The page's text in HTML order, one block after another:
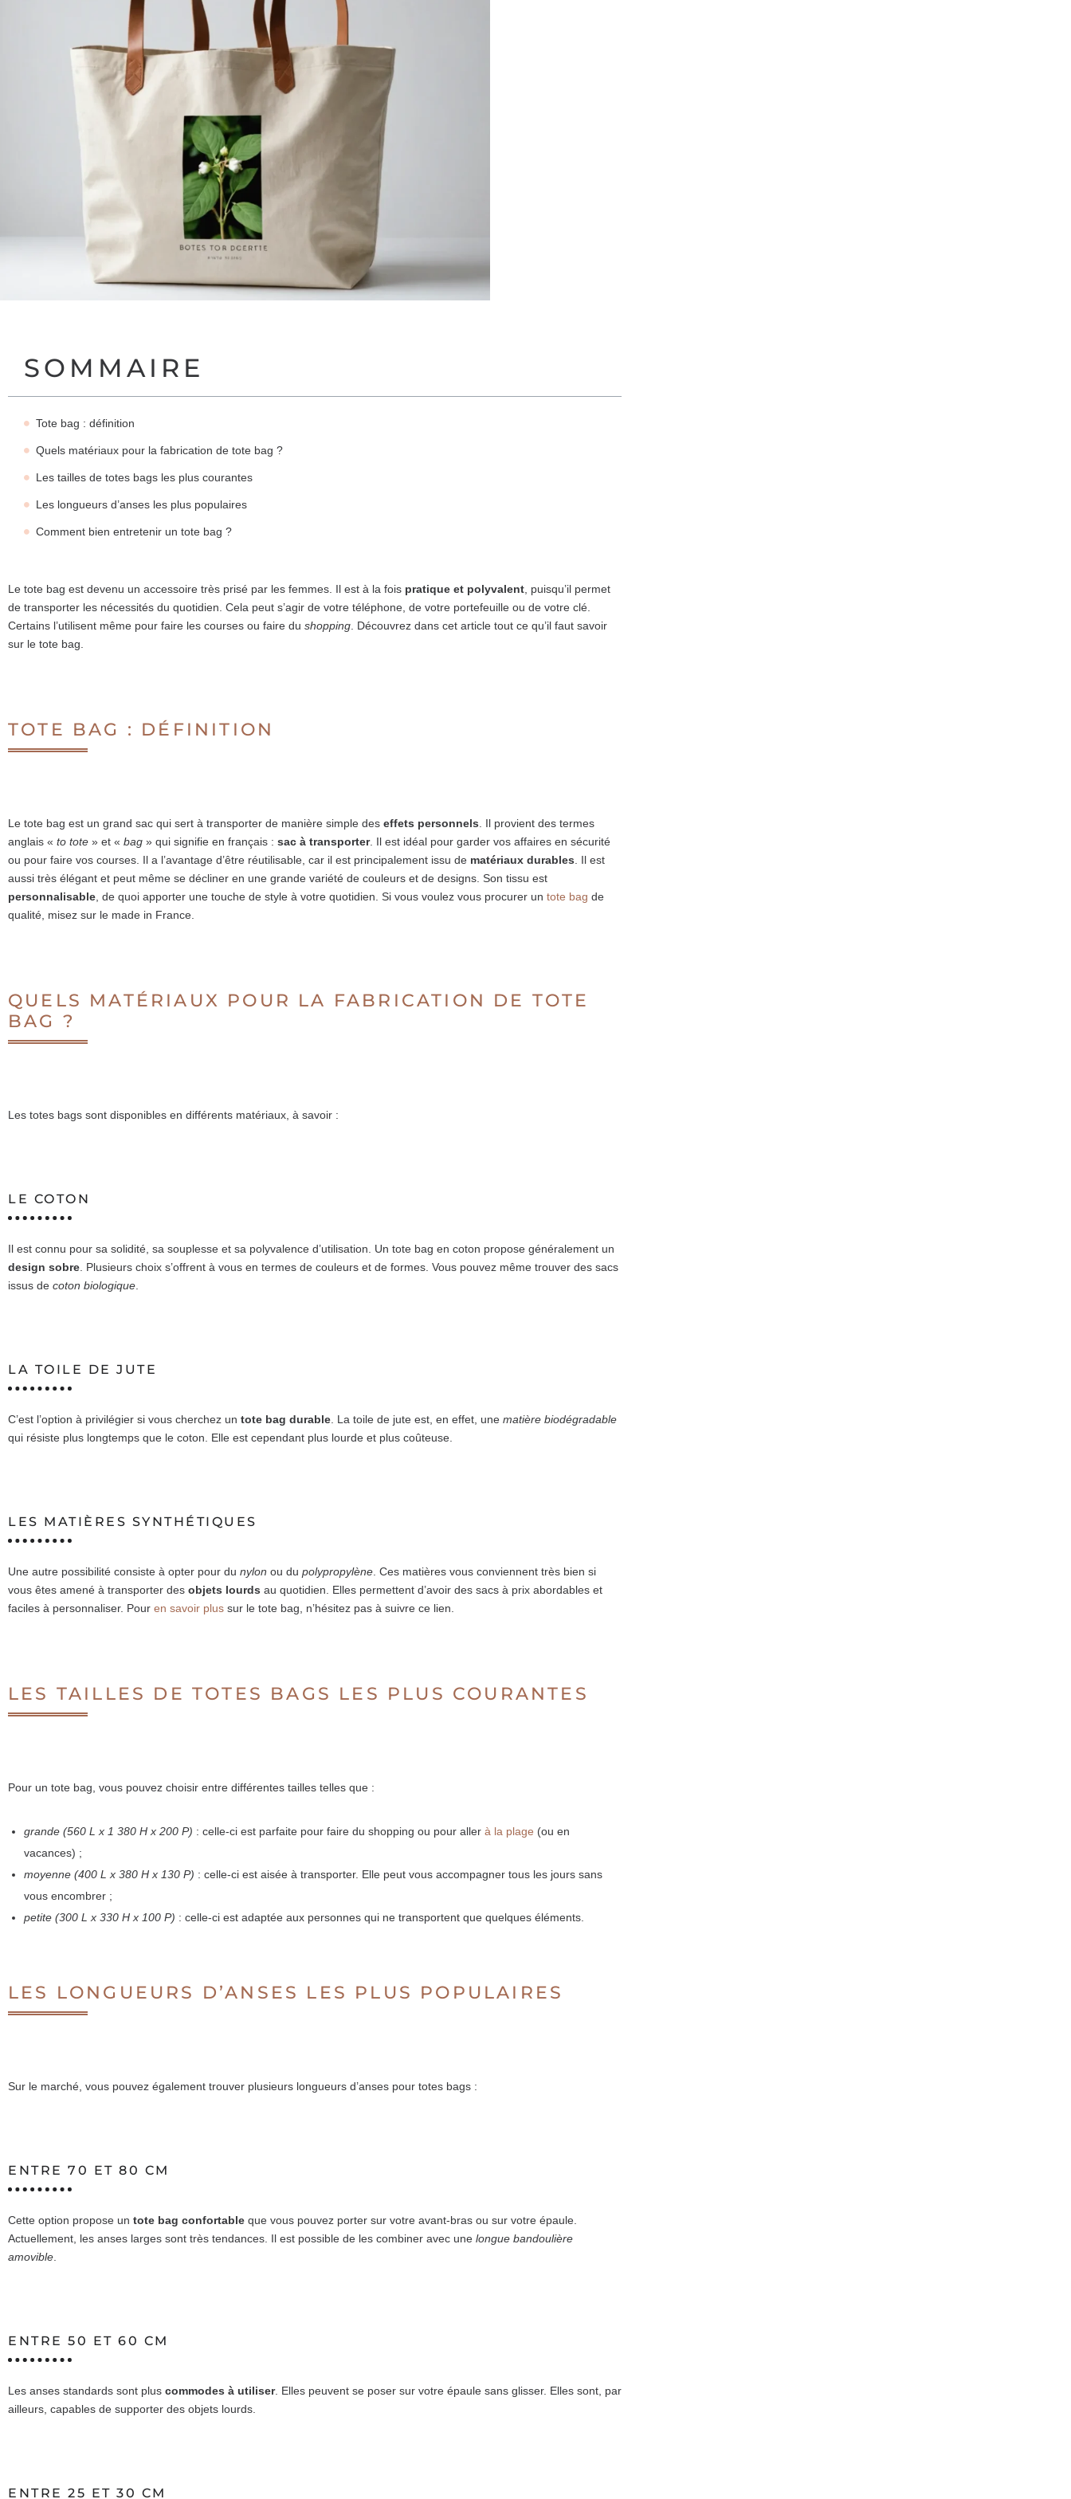
SOMMAIRE
Tote bag : définition
Quels matériaux pour la fabrication de tote bag ?
Les tailles de totes bags les plus courantes
Les longueurs d’anses les plus populaires
Comment bien entretenir un tote bag ?
Le tote bag est devenu un accessoire très prisé par les femmes. Il est à la fois pratique et polyvalent , puisqu’il permet
de transporter les nécessités du quotidien. Cela peut s’agir de votre téléphone, de votre portefeuille ou de votre clé.
Certains l’utilisent même pour faire les courses ou faire du shopping . Découvrez dans cet article tout ce qu’il faut savoir
sur le tote bag.
TOTE BAG : DÉFINITION
Le tote bag est un grand sac qui sert à transporter de manière simple des effets personnels . Il provient des termes
anglais « to tote » et « bag » qui signifie en français : sac à transporter. Il est idéal pour garder vos affaires en sécurité
ou pour faire vos courses. Il a l’avantage d’être réutilisable, car il est principalement issu de matériaux durables . Il est
aussi très élégant et peut même se décliner en une grande variété de couleurs et de designs. Son tissu est
personnalisable , de quoi apporter une touche de style à votre quotidien. Si vous voulez vous procurer un tote bag de
qualité, misez sur le made in France.
QUELS MATÉRIAUX POUR LA FABRICATION DE TOTE
BAG ?
Les totes bags sont disponibles en différents matériaux, à savoir :
LE COTON
Il est connu pour sa solidité, sa souplesse et sa polyvalence d’utilisation. Un tote bag en coton propose généralement un
design sobre . Plusieurs choix s’offrent à vous en termes de couleurs et de formes. Vous pouvez même trouver des sacs
issus de coton biologique
LA TOILE DE JUTE
C’est l’option à privilégier si vous cherchez un tote bag durable . La toile de jute est, en effet, une matière biodégradable
qui résiste plus longtemps que le coton. Elle est cependant plus lourde et plus coûteuse.
LES MATIÈRES SYNTHÉTIQUES
Une autre possibilité consiste à opter pour du nylon ou du polypropylène . Ces matières vous conviennent très bien si
vous êtes amené à transporter des objets lourds au quotidien. Elles permettent d’avoir des sacs à prix abordables et
faciles à personnaliser. Pour en savoir plus sur le tote bag, n’hésitez pas à suivre ce lien.
LES TAILLES DE TOTES BAGS LES PLUS COURANTES
Pour un tote bag, vous pouvez choisir entre différentes tailles telles que :
grande (560 L x 1 380 H x 200 P) : celle-ci est parfaite pour faire du shopping ou pour aller à la plage (ou en
vacances) ;
moyenne (400 L x 380 H x 130 P) : celle-ci est aisée à transporter. Elle peut vous accompagner tous les jours sans
vous encombrer ;
petite (300 L x 330 H x 100 P) : celle-ci est adaptée aux personnes qui ne transportent que quelques éléments.
LES LONGUEURS D’ANSES LES PLUS POPULAIRES
Sur le marché, vous pouvez également trouver plusieurs longueurs d’anses pour totes bags :
ENTRE 70 ET 80 CM
Cette option propose un tote bag confortable que vous pouvez porter sur votre avant-bras ou sur votre épaule.
Actuellement, les anses larges sont très tendances. Il est possible de les combiner avec une longue bandoulière
amovible
ENTRE 50 ET 60 CM
Les anses standards sont plus commodes à utiliser. Elles peuvent se poser sur votre épaule sans glisser. Elles sont, par
ailleurs, capables de supporter des objets lourds.
ENTRE 25 ET 30 CM